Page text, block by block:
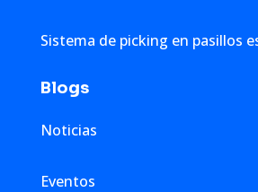
Sistema de picking en pasillos
Blogs
Noticias
Eventos